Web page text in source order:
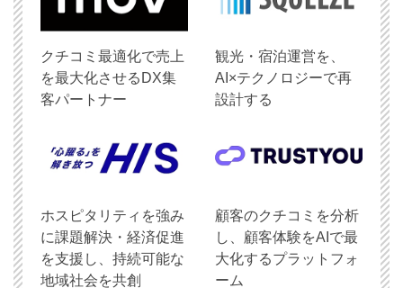
クチコミ最適化で売上
を最大化させるDX集
客パートナー
観光・宿泊運営を、
AI×テクノロジーで再
設計する
ホスピタリティを強み
に課題解決・経済促進
を支援し、持続可能な
地域社会を共創
顧客のクチコミを分析
し、顧客体験をAIで最
大化するプラットフォ
ーム